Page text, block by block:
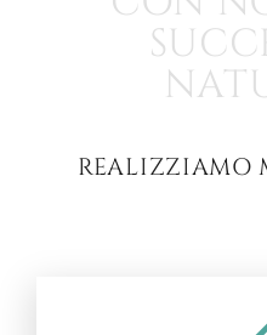
REALIZZIAMO